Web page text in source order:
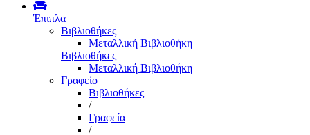
Έπιπλα
Βιβλιοθήκες
Μεταλλική Βιβλιοθήκη
Βιβλιοθήκες
Μεταλλική Βιβλιοθήκη
Γραφείο
Βιβλιοθήκες
/
Γραφεία
/